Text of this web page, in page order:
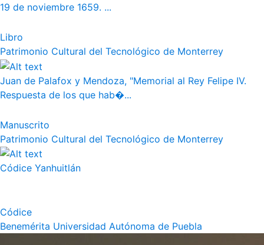
19 de noviembre 1659. ...
Libro
Patrimonio Cultural del Tecnológico de Monterrey
Juan de Palafox y Mendoza, "Memorial al Rey Felipe IV.
Respuesta de los que hab�...
Manuscrito
Patrimonio Cultural del Tecnológico de Monterrey
Códice Yanhuitlán
Códice
Benemérita Universidad Autónoma de Puebla